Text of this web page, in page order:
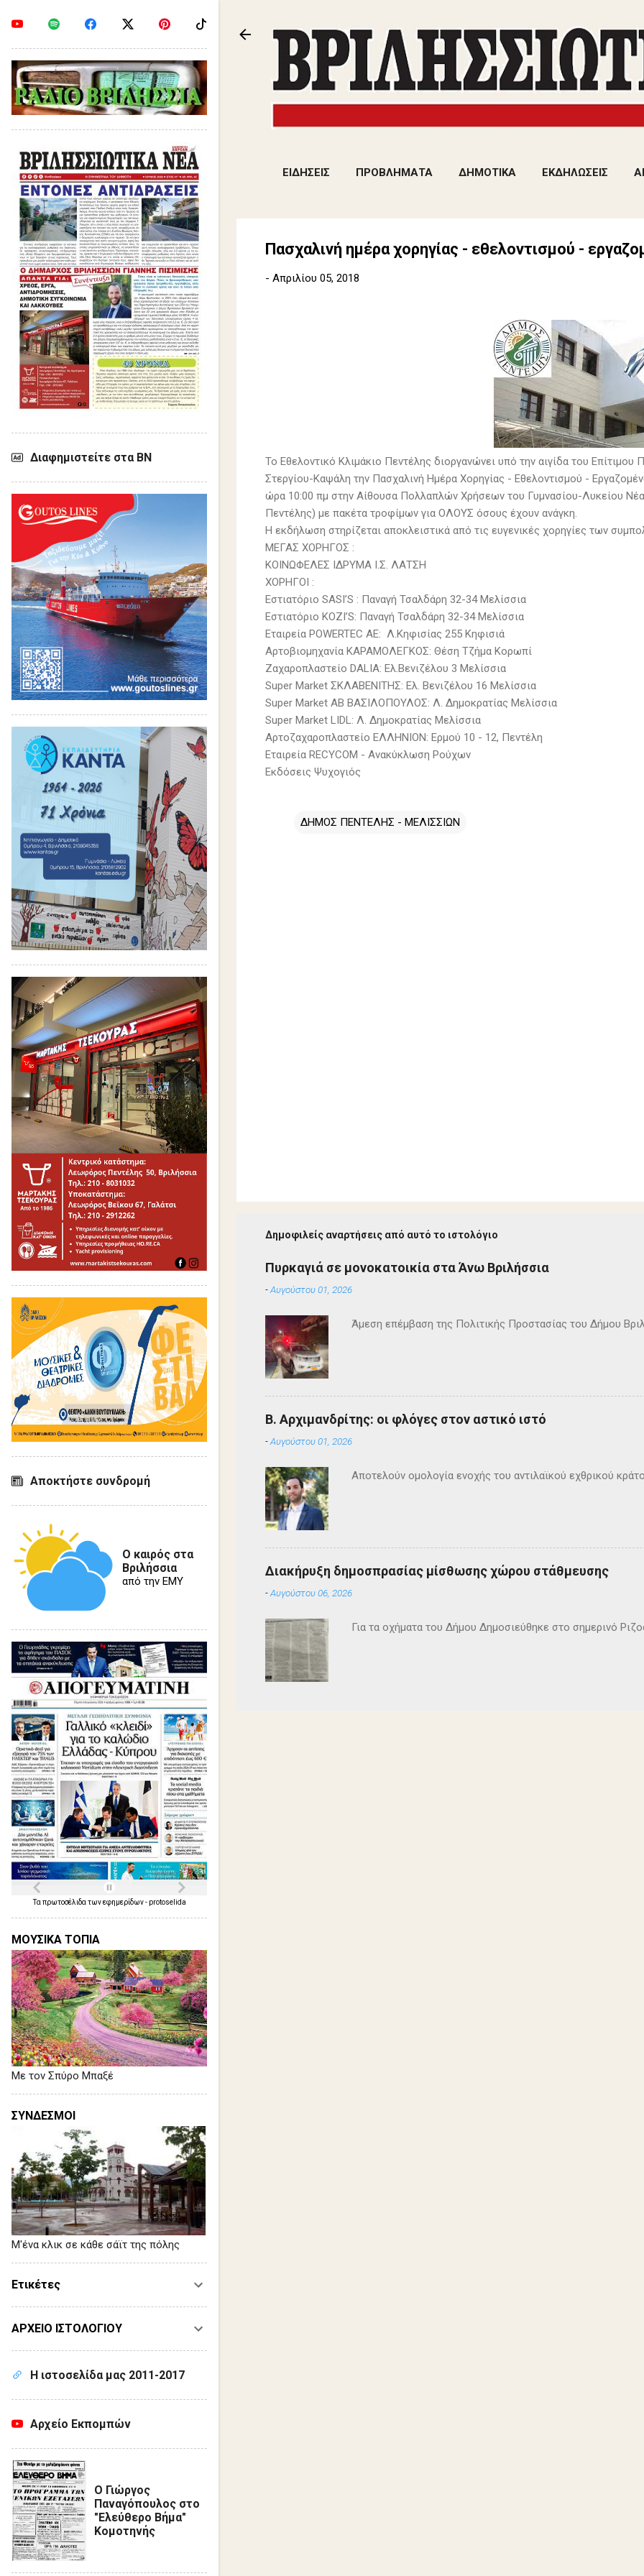
ΕΙΔΗΣΕΙΣ ΠΡΟΒΛΗΜΑΤΑ ΔΗΜΟΤΙΚΑ ΕΚΔΗΛΩΣΕΙΣ
Πασχαλινή ημέρα χορηγίας - εθελοντισμού -
- Απριλίου 05, 2018
Το Εθελοντικό Κλιμάκιο Πεντέλης διοργανώνει υπό την αιγίδα του
Στεργίου-Καψάλη την Πασχαλινή Ημέρα Χορηγίας - Εθελοντισμού -
ώρα 10:00 πμ στην Αίθουσα Πολλαπλών Χρήσεων του Γυμνασίου-Λυκείου
Πεντέλης) με πακέτα τροφίμων για ΟΛΟΥΣ όσους έχουν ανάγκη.
Η εκδήλωση στηρίζεται αποκλειστικά από τις ευγενικές χορηγίες των
ΜΕΓΑΣ ΧΟΡΗΓΟΣ :
ΚΟΙΝΩΦΕΛΕΣ ΙΔΡΥΜΑ Ι.Σ. ΛΑΤΣΗ
ΧΟΡΗΓΟΙ :
Εστιατόριο SASI’S : Παναγή Τσαλδάρη 32-34 Μελίσσια
Εστιατόριο ΚΟΖΙ’S: Παναγή Τσαλδάρη 32-34 Μελίσσια
Εταιρεία POWERTEC ΑΕ: Λ.Κηφισίας 255 Κηφισιά
Αρτοβιομηχανία ΚΑΡΑΜΟΛΕΓΚΟΣ: Θέση Τζήμα Κορωπί
Ζαχαροπλαστείο DALIA: Ελ.Βενιζέλου 3 Μελίσσια
Super Market ΣΚΛΑΒΕΝΙΤΗΣ: Ελ. Βενιζέλου 16 Μελίσσια
Super Market ΑΒ ΒΑΣΙΛΟΠΟΥΛΟΣ: Λ. Δημοκρατίας Μελίσσια
Super Market LIDL: Λ. Δημοκρατίας Μελίσσια
Αρτοζαχαροπλαστείο ΕΛΛΗΝΙΟΝ: Ερμού 10 - 12, Πεντέλη
Εταιρεία RECYCOM - Ανακύκλωση Ρούχων
Εκδόσεις Ψυχογιός
ΔΗΜΟΣ ΠΕΝΤΕΛΗΣ - ΜΕΛΙΣΣΙΩΝ
Δημοφιλείς αναρτήσεις από αυτό το ιστολόγιο
Πυρκαγιά σε μονοκατοικία στα Άνω Βριλήσσια
-Αυγούστου 01, 2026
Άμεση επέμβαση της Πολιτικής Προστασίας του Δήμου
Β. Αρχιμανδρίτης: οι φλόγες στον αστικό ιστό
-Αυγούστου 01, 2026
Αποτελούν ομολογία ενοχής του αντιλαϊκού εχθρικού
Διακήρυξη δημοσπρασίας μίσθωσης χώρου στάθμευσης
-Αυγούστου 06, 2026
Για τα οχήματα του Δήμου Δημοσιεύθηκε στο σημερινό
Διαφημιστείτε στα ΒΝ
Αποκτήστε συνδρομή
Ο καιρός στα
Βριλήσσια
από την ΕΜΥ
Τα πρωτοσέλιδα τωνεφημερίδων- protoselida
ΜΟΥΣΙΚΑ ΤΟΠΙΑ
Με τον Σπύρο Μπαξέ
ΣΥΝΔΕΣΜΟΙ
Μ'ένα κλικ σε κάθε σάϊτ της πόλης
Ετικέτες
ΑΡΧΕΙΟ ΙΣΤΟΛΟΓΙΟΥ
Η ιστοσελίδα μας 2011-2017
Αρχείο Εκπομπών
Ο Γιώργος
Παναγόπουλος στο
"Ελεύθερο Βήμα"
Κομοτηνής